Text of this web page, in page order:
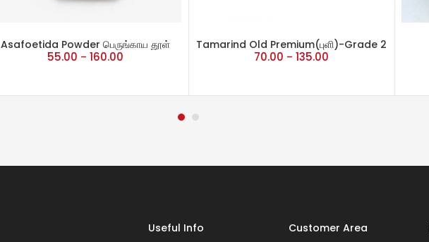
Asafoetida Powder பெருங்காய தூள்
55.00 – 160.00
Tamarind Old Premium(புளி)-Grade 2
70.00 – 135.00
Useful Info Customer Area